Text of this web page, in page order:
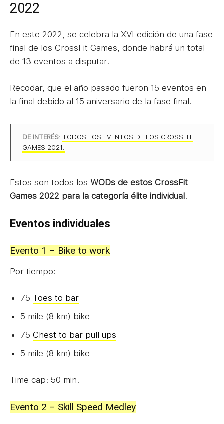
2022
En este 2022, se celebra la XVI edición de una fase
final de los CrossFit Games, donde habrá un total
de 13 eventos a disputar.
Recodar, que el año pasado fueron 15 eventos en
la final debido al 15 aniversario de la fase final.
DE INTERÉS: TODOS LOS EVENTOS DE LOS CROSSFIT
GAMES 2021.
Estos son todos los WODs de estos CrossFit
Games 2022 para la categoría élite individual.
Eventos individuales
Evento 1 – Bike to work
Por tiempo:
75 Toes to bar
5 mile (8 km) bike
75 Chest to bar pull ups
5 mile (8 km) bike
Time cap: 50 min.
Evento 2 – Skill Speed Medley